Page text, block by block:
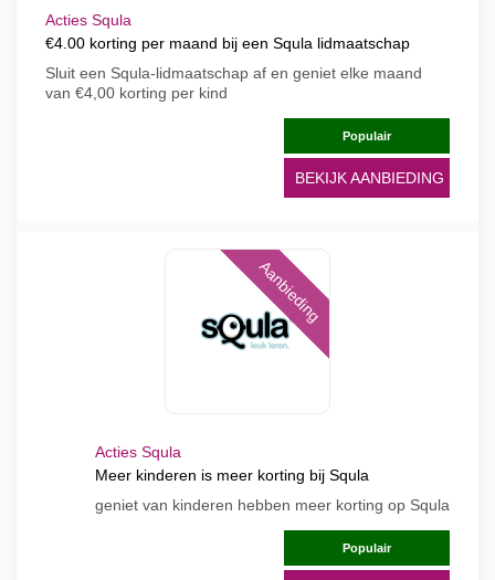
Acties Squla
€4.00 korting per maand bij een Squla lidmaatschap
Sluit een Squla-lidmaatschap af en geniet elke maand
van €4,00 korting per kind
Populair
BEKIJK AANBIEDING
Aanbieding
Acties Squla
Meer kinderen is meer korting bij Squla
geniet van kinderen hebben meer korting op Squla
Populair